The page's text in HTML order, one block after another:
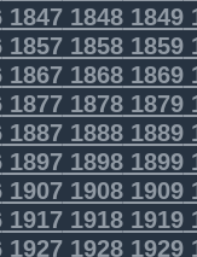
184718481849
185718581859
186718681869
187718781879
188718881889
189718981899
190719081909
191719181919
192719281929